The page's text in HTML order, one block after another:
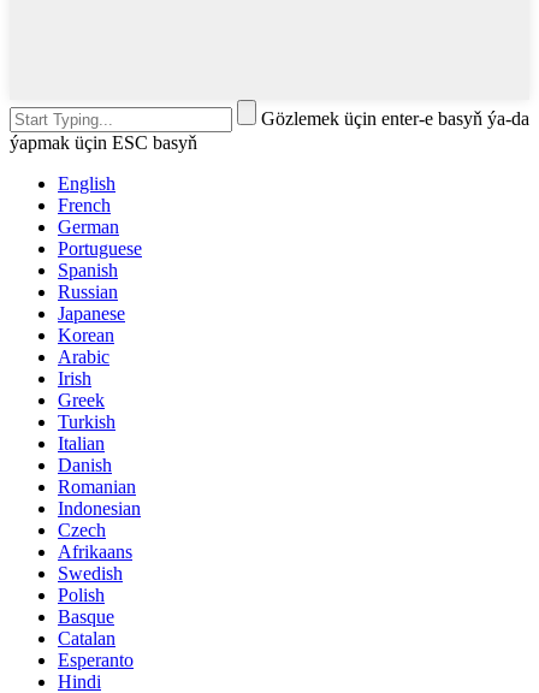
Gözlemek üçin enter-e basyň ýa-da
ýapmak üçin ESC basyň
English
French
German
Portuguese
Spanish
Russian
Japanese
Korean
Arabic
Irish
Greek
Turkish
Italian
Danish
Romanian
Indonesian
Czech
Afrikaans
Swedish
Polish
Basque
Catalan
Esperanto
Hindi